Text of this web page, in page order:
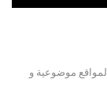
موضوعية و